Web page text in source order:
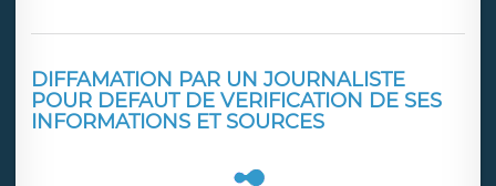
DIFFAMATION PAR UN JOURNALISTE
POUR DEFAUT DE VERIFICATION DE SES
INFORMATIONS ET SOURCES